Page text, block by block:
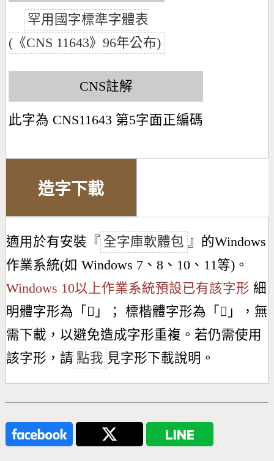
罕用國字標準字體表
(《CNS 11643》96年公布)
CNS註解
此字為 CNS11643 第5字面正編碼
造字下載
適用於有安裝『 全字庫軟體包 』的Windows
作業系統(如 Windows 7、8、10、11等)。
Windows 10以上作業系統預設已有該字形 細
明體字形為「 𣋣 」； 標楷體字形為「 𣋣 」，無
需下載，以避免造成字形重複。若仍需使用
該字形，請 點我 見字形下載說明。